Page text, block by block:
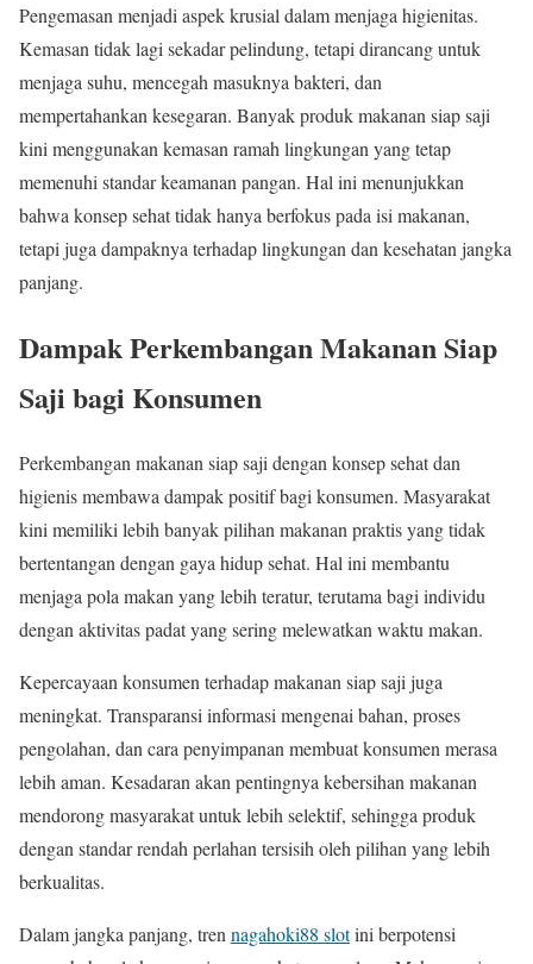
Pengemasan menjadi aspek krusial dalam menjaga higienitas.
Kemasan tidak lagi sekadar pelindung, tetapi dirancang untuk
menjaga suhu, mencegah masuknya bakteri, dan
mempertahankan kesegaran. Banyak produk makanan siap saji
kini menggunakan kemasan ramah lingkungan yang tetap
memenuhi standar keamanan pangan. Hal ini menunjukkan
bahwa konsep sehat tidak hanya berfokus pada isi makanan,
tetapi juga dampaknya terhadap lingkungan dan kesehatan jangka
panjang.
Dampak Perkembangan Makanan Siap
Saji bagi Konsumen
Perkembangan makanan siap saji dengan konsep sehat dan
higienis membawa dampak positif bagi konsumen. Masyarakat
kini memiliki lebih banyak pilihan makanan praktis yang tidak
bertentangan dengan gaya hidup sehat. Hal ini membantu
menjaga pola makan yang lebih teratur, terutama bagi individu
dengan aktivitas padat yang sering melewatkan waktu makan.
Kepercayaan konsumen terhadap makanan siap saji juga
meningkat. Transparansi informasi mengenai bahan, proses
pengolahan, dan cara penyimpanan membuat konsumen merasa
lebih aman. Kesadaran akan pentingnya kebersihan makanan
mendorong masyarakat untuk lebih selektif, sehingga produk
dengan standar rendah perlahan tersisih oleh pilihan yang lebih
berkualitas.
Dalam jangka panjang, tren nagahoki88 slotini berpotensi